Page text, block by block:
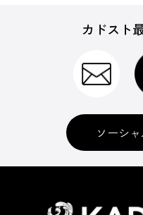
カドスト
ソーシ